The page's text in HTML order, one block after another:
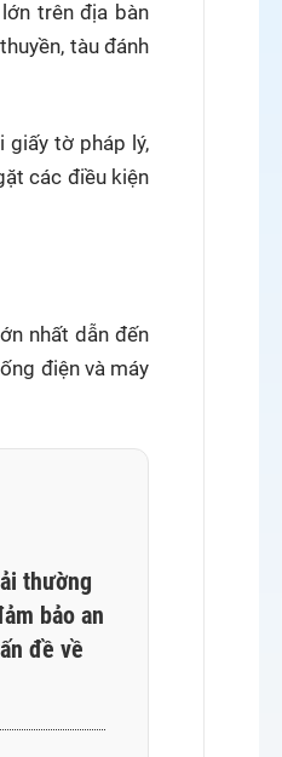
trên địa bàn
tàu đánh
giấy tờ pháp lý,
các điều kiện
nhất dẫn đến
điện và máy
thường
bảo an
đề về